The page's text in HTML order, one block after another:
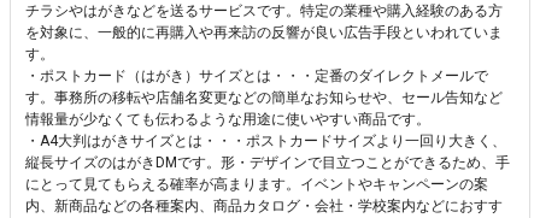
チラシやはがきなどを送るサービスです。特定の業種や購入経験のある方
を対象に、一般的に再購入や再来訪の反響が良い広告手段といわれていま
す。
・ポストカード（はがき）サイズとは・・・定番のダイレクトメールで
す。事務所の移転や店舗名変更などの簡単なお知らせや、セール告知など
情報量が少なくても伝わるような用途に使いやすい商品です。
・A4大判はがきサイズとは・・・ポストカードサイズより一回り大きく、
縦長サイズのはがきDMです。形・デザインで目立つことができるため、手
にとって見てもらえる確率が高まります。イベントやキャンペーンの案
内、新商品などの各種案内、商品カタログ・会社・学校案内などにおすす